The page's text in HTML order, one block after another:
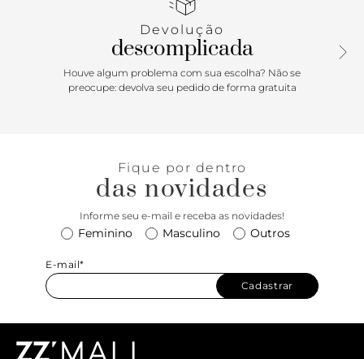
Devolução
descomplicada
Houve algum problema com sua escolha? Não se
preocupe: devolva seu pedido de forma gratuita
Fique por dentro
das novidades
Informe seu e-mail e receba as novidades!
Feminino Masculino Outros
E-mail*
Cadastrar